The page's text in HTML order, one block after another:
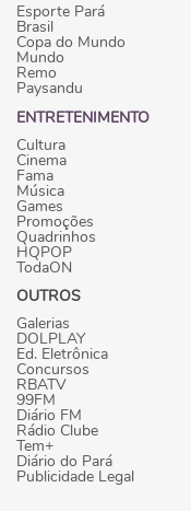
Esporte Pará
Brasil
Copa do Mundo
Mundo
Remo
Paysandu
ENTRETENIMENTO
Cultura
Cinema
Fama
Música
Games
Promoções
Quadrinhos
HQPOP
TodaON
OUTROS
Galerias
DOLPLAY
Ed. Eletrônica
Concursos
RBATV
99FM
Diário FM
Rádio Clube
Tem+
Diário do Pará
Publicidade Legal